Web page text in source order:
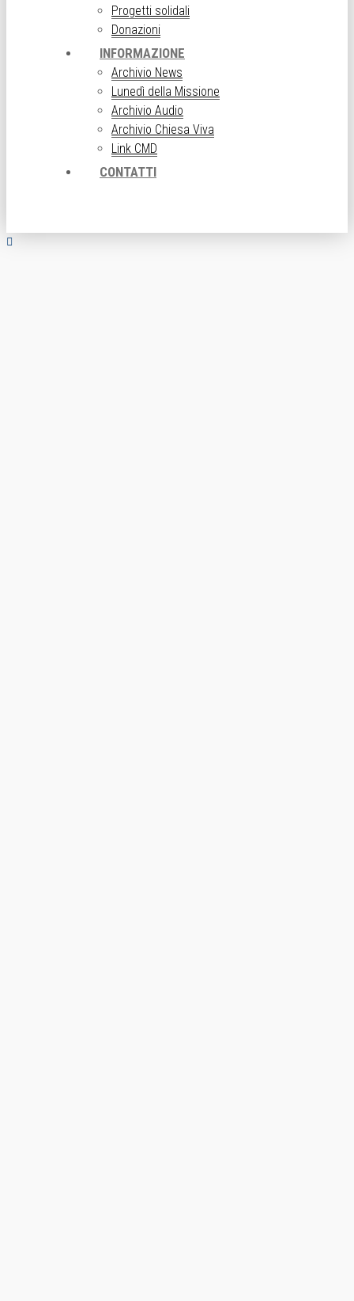
Progetti solidali
Donazioni
INFORMAZIONE
Archivio News
Lunedì della Missione
Archivio Audio
Archivio Chiesa Viva
Link CMD
CONTATTI